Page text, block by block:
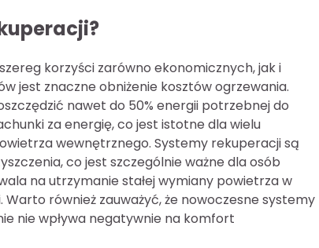
korzyści zarówno ekonomicznych, jak i
jest znaczne obniżenie kosztów ogrzewania.
nawet do 50% energii potrzebnej do
za energię, co jest istotne dla wielu
wewnętrznego. Systemy rekuperacji są
co jest szczególnie ważne dla osób
na utrzymanie stałej wymiany powietrza w
również zauważyć, że nowoczesne systemy
nie wpływa negatywnie na komfort